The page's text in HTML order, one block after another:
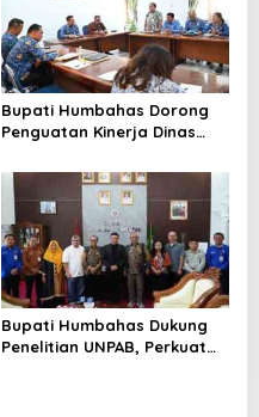
Bupati Humbahas Dorong
Penguatan Kinerja Dinas
SDM Berkualitas
Bupati Humbahas Dukung
Penelitian UNPAB, Perkuat